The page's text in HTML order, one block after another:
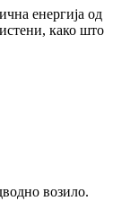
енергија од
како што
возило.